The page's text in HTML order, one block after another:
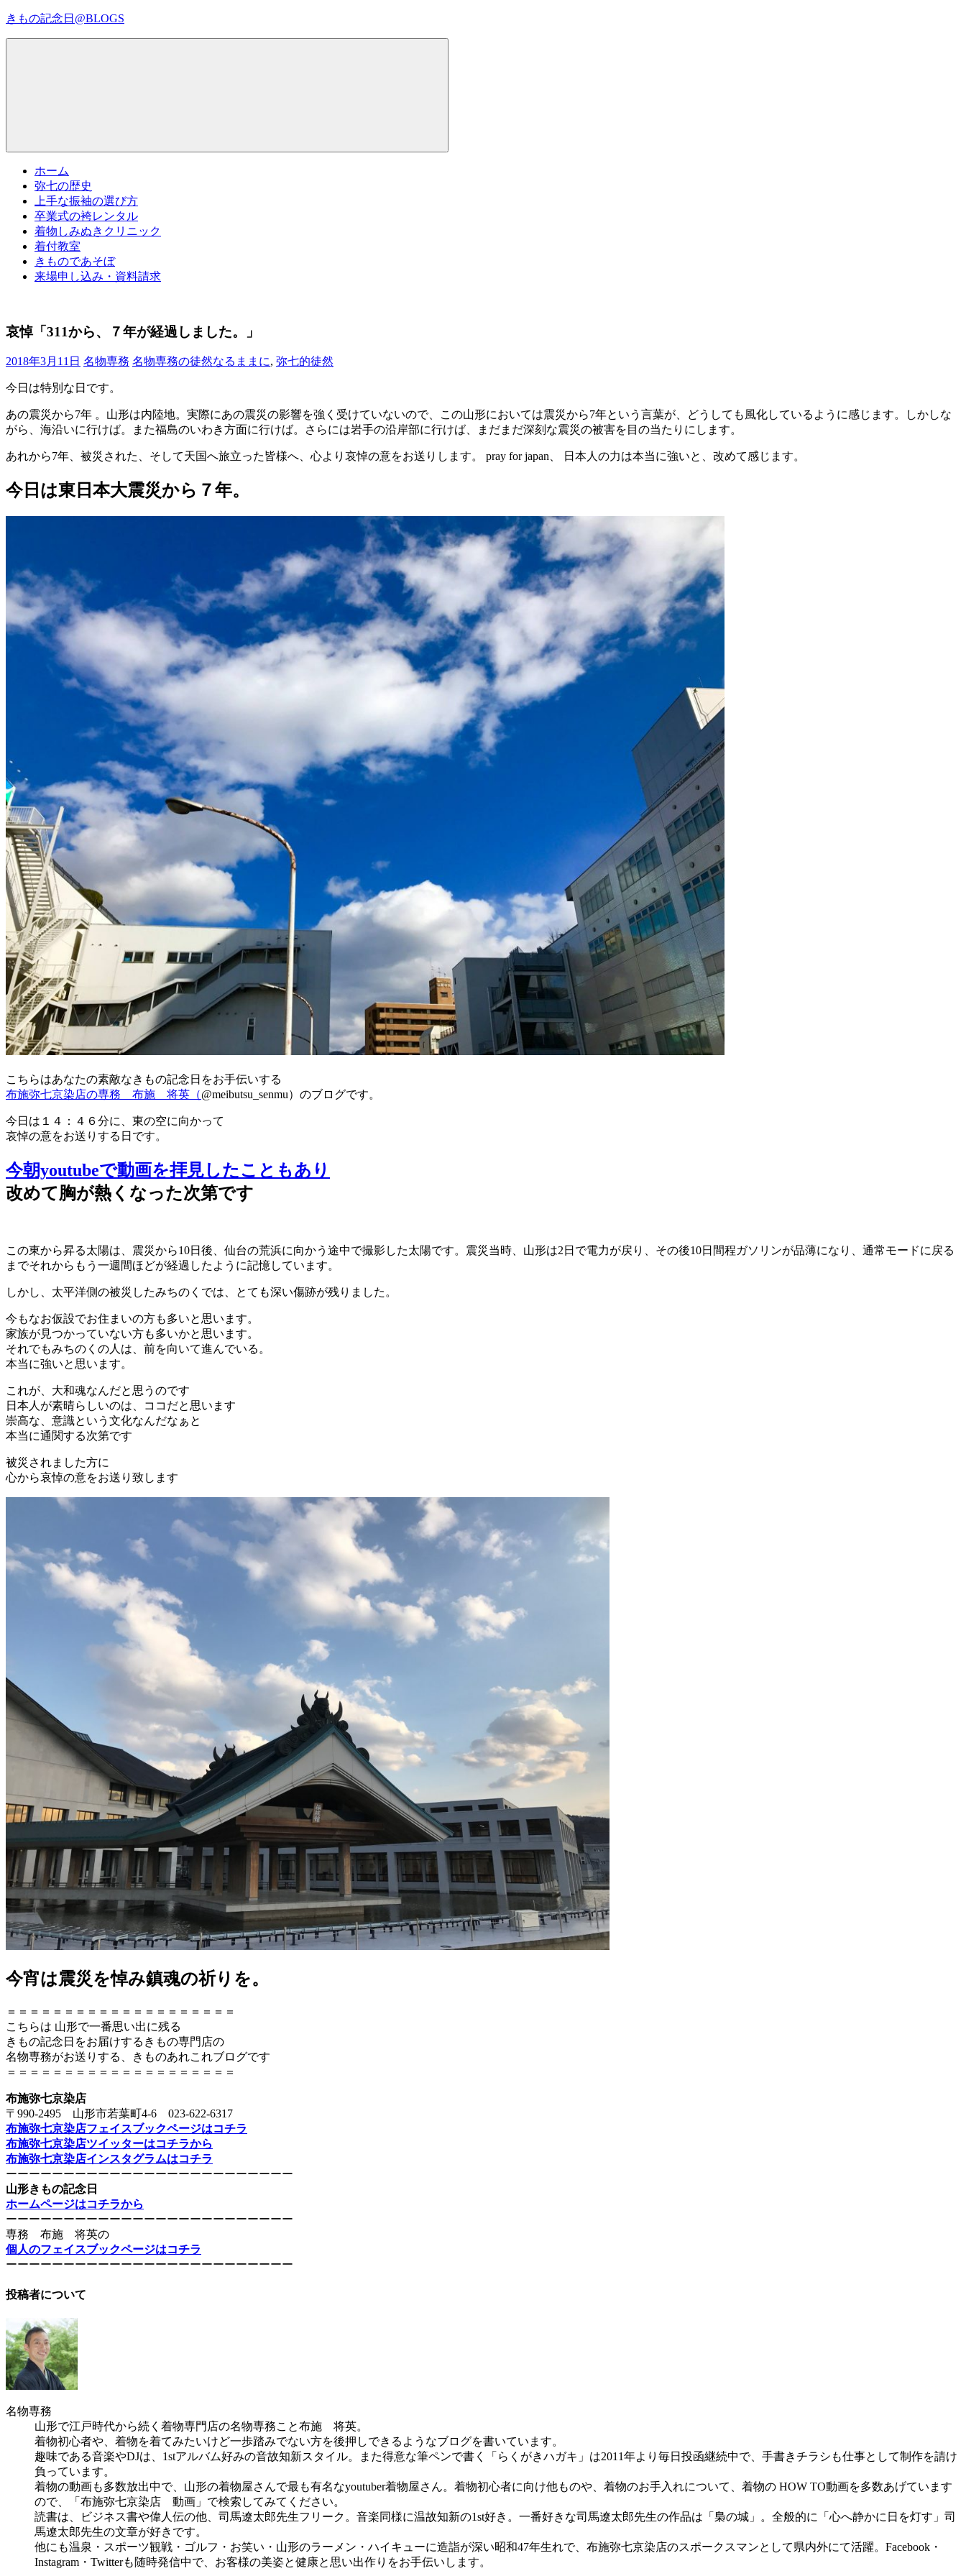
コ
プ
きもの記念日@BLOGS
ブ
グ
す。
Menu
ホーム
弥七の歴史
上手な振袖の選び方
卒業式の袴レンタル
着物しみぬきクリニック
着付教室
きものであそぼ
来場申し込み・資料請求
哀悼「311から、７年が経過しました。」
2018年3月11日 名物専務 名物専務の徒然なるままに, 弥七的徒然
今日は特別な日です。
あの震災から7年 。山形は内陸地。実際にあの震災の影響を強く受けていないので、この山形においては震災から7年という言葉が、どうしても風化しているように感じます。しかしな
がら、海沿いに行けば。また福島のいわき方面に行けば。さらには岩手の沿岸部に行けば、まだまだ深刻な震災の被害を目の当たりにします。
あれから7年、被災された、そして天国へ旅立った皆様へ、心より哀悼の意をお送りします。 pray for japan、 日本人の力は本当に強いと、改めて感じます。
今日は東日本大震災から７年。
こちらはあなたの素敵なきもの記念日をお手伝いする
布施弥七京染店の専務 布施 将英（@meibutsu_senmu）のブログです。
今日は１４：４６分に、東の空に向かって
哀悼の意をお送りする日です。
今朝youtubeで動画を拝見したこともあり
改めて胸が熱くなった次第です
この東から昇る太陽は、震災から10日後、仙台の荒浜に向かう途中で撮影した太陽です。震災当時、山形は2日で電力が戻り、その後10日間程ガソリンが品薄になり、通常モードに戻る
までそれからもう一週間ほどが経過したように記憶しています。
しかし、太平洋側の被災したみちのくでは、とても深い傷跡が残りました。
今もなお仮設でお住まいの方も多いと思います。
家族が見つかっていない方も多いかと思います。
それでもみちのくの人は、前を向いて進んでいる。
本当に強いと思います。
これが、大和魂なんだと思うのです
日本人が素晴らしいのは、ココだと思います
崇高な、意識という文化なんだなぁと
本当に通関する次第です
被災されました方に
心から哀悼の意をお送り致します
今宵は震災を悼み鎮魂の祈りを。
＝＝＝＝＝＝＝＝＝＝＝＝＝＝＝＝＝＝＝＝
こちらは 山形で一番思い出に残る
きもの記念日をお届けするきもの専門店の
名物専務がお送りする、きものあれこれブログです
＝＝＝＝＝＝＝＝＝＝＝＝＝＝＝＝＝＝＝＝
布施弥七京染店
〒990-2495 山形市若葉町4-6 023-622-6317
布施弥七京染店フェイスブックページはコチラ
布施弥七京染店ツイッターはコチラから
布施弥七京染店インスタグラムはコチラ
ーーーーーーーーーーーーーーーーーーーーーーーーー
山形きもの記念日
ホームページはコチラから
ーーーーーーーーーーーーーーーーーーーーーーーーー
専務 布施 将英の
個人のフェイスブックページはコチラ
ーーーーーーーーーーーーーーーーーーーーーーーーー
投稿者について
名物専務
山形で江戸時代から続く着物専門店の名物専務こと布施 将英。
着物初心者や、着物を着てみたいけど一歩踏みでない方を後押しできるようなブログを書いています。
趣味である音楽やDJは、1stアルバム好みの音故知新スタイル。また得意な筆ペンで書く「らくがきハガキ」は2011年より毎日投函継続中で、手書きチラシも仕事として制作を請け
負っています。
着物の動画も多数放出中で、山形の着物屋さんで最も有名なyoutuber着物屋さん。着物初心者に向け他ものや、着物のお手入れについて、着物の HOW TO動画を多数あげています
ので、「布施弥七京染店 動画」で検索してみてください。
読書は、ビジネス書や偉人伝の他、司馬遼太郎先生フリーク。音楽同様に温故知新の1st好き。一番好きな司馬遼太郎先生の作品は「梟の城」。全般的に「心へ静かに日を灯す」司
馬遼太郎先生の文章が好きです。
他にも温泉・スポーツ観戦・ゴルフ・お笑い・山形のラーメン・ハイキューに造詣が深い昭和47年生れで、布施弥七京染店のスポークスマンとして県内外にて活躍。Facebook・
Instagram・Twitterも随時発信中で、お客様の美姿と健康と思い出作りをお手伝いします。